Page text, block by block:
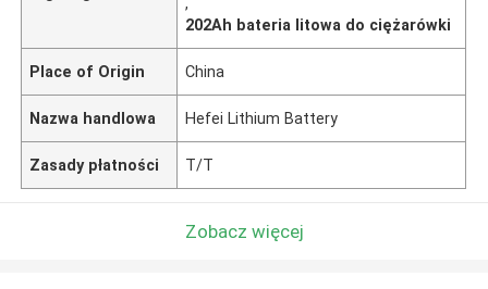
202Ah bateria litowa do ciężarówki
Place of Origin China
Nazwa handlowa Hefei Lithium Battery
Zasady płatności T/T
Zobacz więcej